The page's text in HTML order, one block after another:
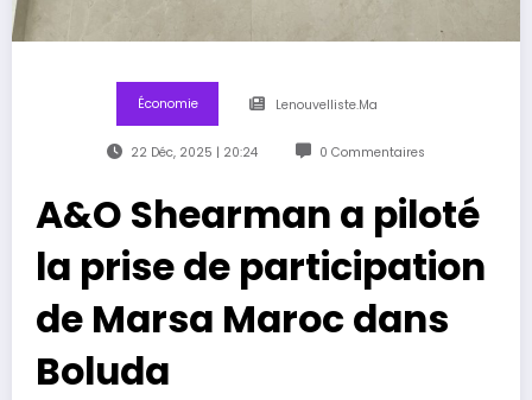
Économie Lenouvelliste.ma
22 Déc, 2025 | 20:24 0 Commentaires
A&O Shearman a piloté
la prise de participation
de Marsa Maroc dans
Boluda